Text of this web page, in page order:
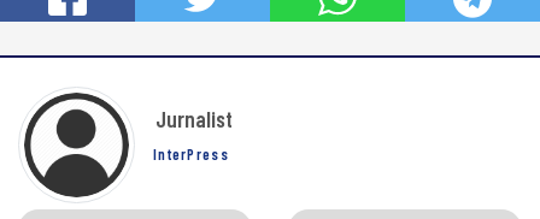
Jurnalist
InterPress